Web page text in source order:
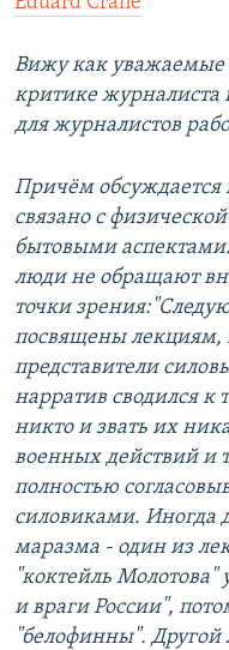
Вижу как уважаемые
критике журналиста
для журналистов
Причём обсуждается
связано с
бытовыми
люди не обращают
точки
посвящены лекциям,
представители
нарратив сводился к
никто и звать их
военных действий и
полностью
силовиками. Иногда
маразма - один из
"коктейль Молотова"
и враги России",
"белофинны". Другой